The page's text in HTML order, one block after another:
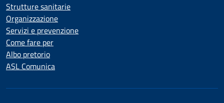
Strutture sanitarie
Organizzazione
Servizi e prevenzione
Come fare per
Albo pretorio
ASL Comunica